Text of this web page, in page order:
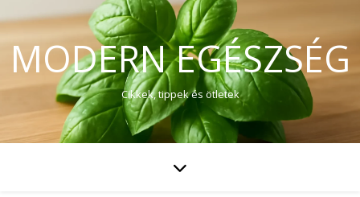
MODERN EGÉSZSÉG
Cikkek, tippek és ötletek